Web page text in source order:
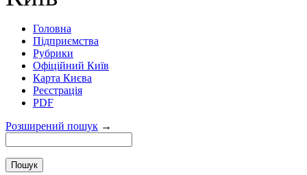
Головна
Підприємства
Рубрики
Офіційний Київ
Карта Києва
Реєстрація
PDF
Розширений пошук →